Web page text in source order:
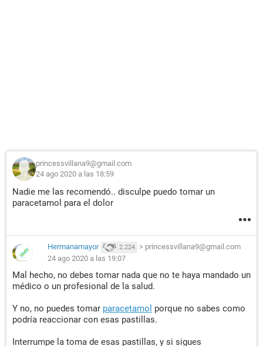
princessvillana9@gmail.com
24 ago 2020 a las 18:59
Nadie me las recomendó.. disculpe puedo tomar un
paracetamol para el dolor
Hermanamayor 2.224 > princessvillana9@gmail.com
24 ago 2020 a las 19:07
Mal hecho, no debes tomar nada que no te haya mandado un
médico o un profesional de la salud.
Y no, no puedes tomar paracetamol porque no sabes como
podría reaccionar con esas pastillas.
Interrumpe la toma de esas pastillas, y si sigues